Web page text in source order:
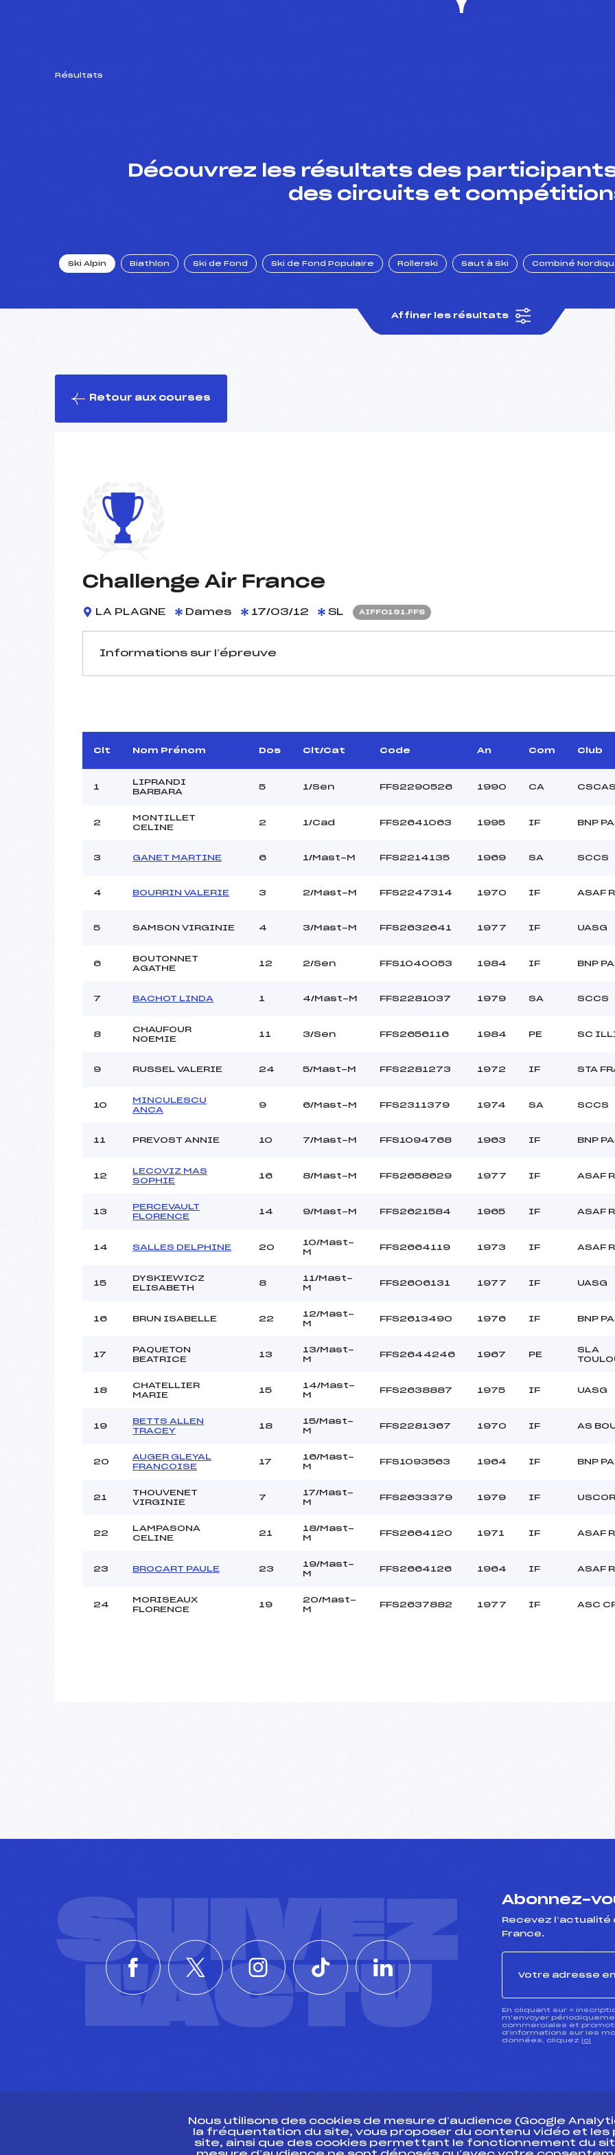
Résultats
Découvrez les résultats des participants
des circuits et
Ski Alpin Biathlon Ski de Fond Ski de Fond Populaire Rollerski Saut à Ski Combiné
Affiner les résultats
Retour aux courses
Challenge Air France
LA PLAGNE Dames 17/03/12 SL AIFF0191.FFS
Informations sur l’épreuve
Arbitre :
LAMBERT STEPHANE (IF)
Assistant :
Altitude départ :
Altitude arrivée :
MANCHE 1
Heure de départ :
14h30
Ouvreurs A :
NINOT MICHEL (IF)
Ouvreurs C :
–
Ouvreurs E :
MANCHE 2
Heure de départ :
Ouvreurs A :
Ouvreurs C :
Pénalité appliquée :
151.9700
Clt Nom Prénom Dos Clt/Cat Code An Com Club
1
LIPRANDI
BARBARA
5 1/Sen FFS2290526 1990 CA
2
MONTILLET
CELINE
2 1/Cad FFS2641063 1995 IF BNP
3 GANET MARTINE 6 1/Mast-M FFS2214135 1969 SA SCCS
4 BOURRIN VALERIE 3 2/Mast-M FFS2247314 1970 IF ASAF
5 SAMSON VIRGINIE 4 3/Mast-M FFS2632641 1977 IF UASG
6
BOUTONNET
AGATHE
12 2/Sen FFS1040053 1984 IF BNP
7 BACHOT LINDA 1 4/Mast-M FFS2281037 1979 SA SCCS
8
CHAUFOUR
NOEMIE
11 3/Sen FFS2656116 1984 PE SC
9 RUSSEL VALERIE 24 5/Mast-M FFS2281273 1972 IF STA
10
MINCULESCU
ANCA
9 6/Mast-M FFS2311379 1974 SA SCCS
11 PREVOST ANNIE 10 7/Mast-M FFS1094768 1963 IF BNP
12
LECOVIZ MAS
SOPHIE
16 8/Mast-M FFS2658629 1977 IF ASAF
13
PERCEVAULT
FLORENCE
14 9/Mast-M FFS2621584 1965 IF ASAF
14 SALLES DELPHINE 20
10/Mast-
M
FFS2664119 1973 IF ASAF
15
DYSKIEWICZ
ELISABETH
8
11/Mast-
M
FFS2606131 1977 IF UASG
16 BRUN ISABELLE 22
12/Mast-
M
FFS2613490 1976 IF BNP
17
PAQUETON
BEATRICE
13
13/Mast-
M
FFS2644246 1967 PE
SLA
18
CHATELLIER
MARIE
15
14/Mast-
M
FFS2638887 1975 IF UASG
19
BETTS ALLEN
TRACEY
18
15/Mast-
M
FFS2281367 1970 IF AS
20
AUGER GLEYAL
FRANCOISE
17
16/Mast-
M
FFS1093563 1964 IF BNP
21
THOUVENET
VIRGINIE
7
17/Mast-
M
FFS2633379 1979 IF
22
LAMPASONA
CELINE
21
18/Mast-
M
FFS2664120 1971 IF ASAF
23 BROCART PAULE 23
19/Mast-
M
FFS2664126 1964 IF ASAF
24
MORISEAUX
FLORENCE
19
20/Mast-
M
FFS2637882 1977 IF ASC
SUIVEZ
L'ACTU
Abonnez-
Recevez l’actualité
France.
En cliquant sur «
m’envoyer
commerciales et
d’informations sur les
données, cliquez ici
Ressources
Nous utilisons des cookies de mesure d’audience (Google
la fréquentation du site, vous proposer du contenu vidéo et
site, ainsi que des cookies permettant le fonctionnement du